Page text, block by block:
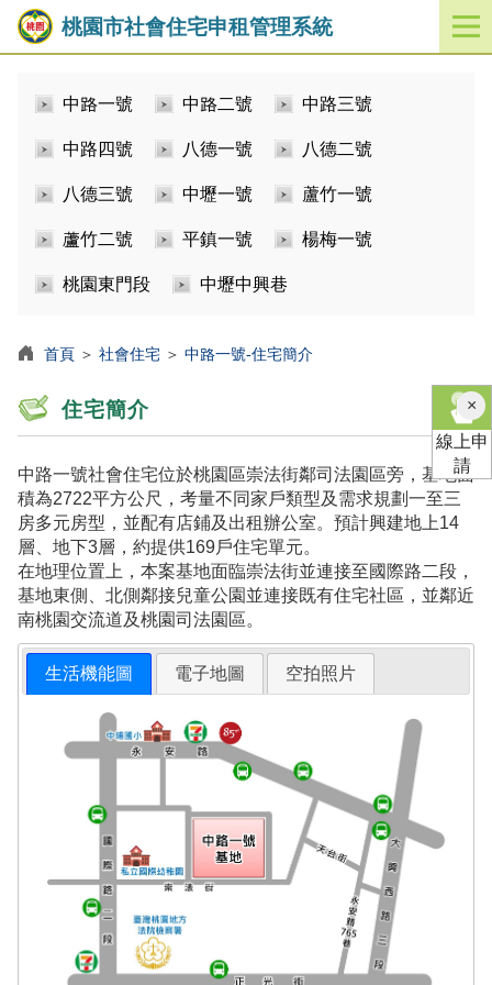
桃園市社會住宅申租管理系統
開
啟
中路一號 中路二號 中路三號
中路四號 八德一號 八德二號
八德三號 中壢一號 蘆竹一號
蘆竹二號 平鎮一號 楊梅一號
桃園東門段 中壢中興巷
首頁 ＞ 社會住宅 ＞ 中路一號-住宅簡介
住宅簡介
中路一號社會住宅位於桃園區崇法街鄰司法園區旁，基地面
積為2722平方公尺，考量不同家戶類型及需求規劃一至三
房多元房型，並配有店鋪及出租辦公室。預計興建地上14
層、地下3層，約提供169戶住宅單元。
在地理位置上，本案基地面臨崇法街並連接至國際路二段，
基地東側、北側鄰接兒童公園並連接既有住宅社區，並鄰近
南桃園交流道及桃園司法園區。
生活機能圖 電子地圖 空拍照片
×關
閉
線上申
請